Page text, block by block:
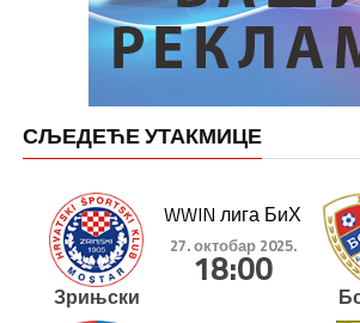
СЉЕДЕЋЕ УТАКМИЦЕ
Зрињски
WWIN лига БиХ
27. октобар 2025.
18:00